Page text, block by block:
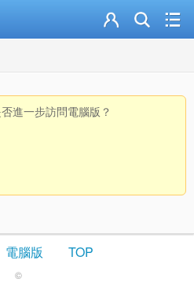
進一步訪問電腦版？
電腦版 TOP
©